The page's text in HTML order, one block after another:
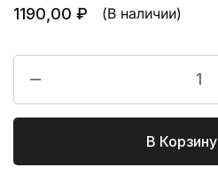
1190,00 ₽ (В наличии)
В Корзину